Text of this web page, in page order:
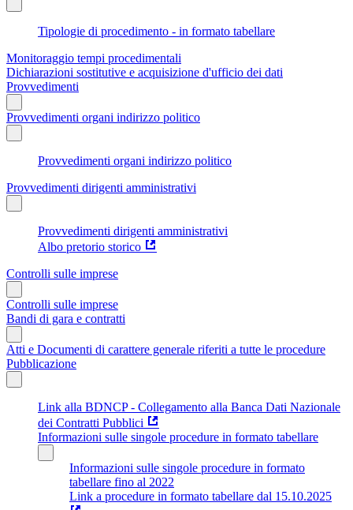
Tipologie di procedimento - in formato tabellare
Monitoraggio tempi procedimentali
Dichiarazioni sostitutive e acquisizione d'ufficio dei dati
Provvedimenti
Provvedimenti organi indirizzo politico
Provvedimenti organi indirizzo politico
Provvedimenti dirigenti amministrativi
Provvedimenti dirigenti amministrativi
Albo pretorio storico
Controlli sulle imprese
Controlli sulle imprese
Bandi di gara e contratti
Atti e Documenti di carattere generale riferiti a tutte le procedure
Pubblicazione
Link alla BDNCP - Collegamento alla Banca Dati Nazionale
dei Contratti Pubblici
Informazioni sulle singole procedure in formato tabellare
Informazioni sulle singole procedure in formato
tabellare fino al 2022
Link a procedure in formato tabellare dal 15.10.2025